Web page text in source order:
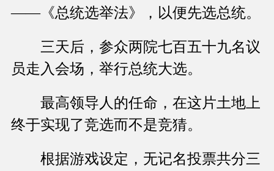
——《总统选举法》，以便先选总统。
三天后，参众两院七百五十九名议
员走入会场，举行总统大选。
最高领导人的任命，在这片土地上
终于实现了竞选而不是竞猜。
根据游戏设定，无记名投票共分三